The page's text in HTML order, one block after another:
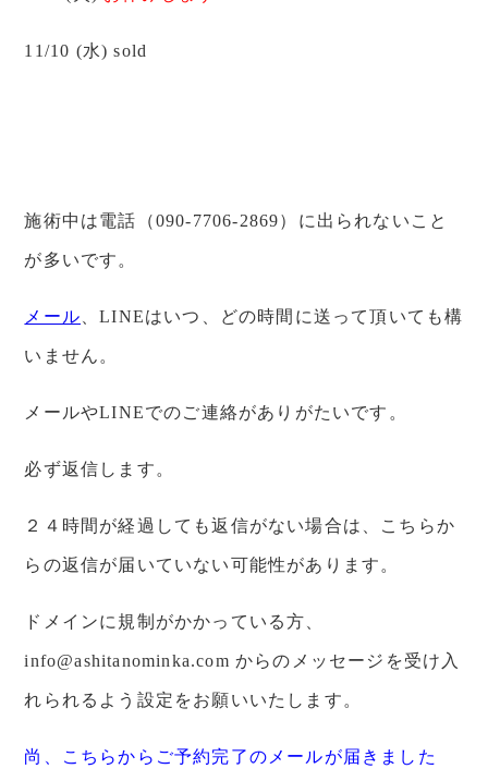
11/10 (水) sold
施術中は電話（090-7706-2869）に出られないこと
が多いです。
メール 、LINEはいつ、どの時間に送って頂いても構
いません。
メールやLINEでのご連絡がありがたいです。
必ず返信します。
２４時間が経過しても返信がない場合は、こちらか
らの返信が届いていない可能性があります。
ドメインに規制がかかっている方、
info@ashitanominka.com からのメッセージを受け入
れられるよう設定をお願いいたします。
尚、こちらからご予約完了のメールが届きました